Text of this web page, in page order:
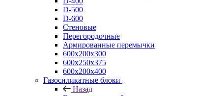
D-500
D-600
Стеновые
Перегородочные
Армированные перемычки
600х200х300
600х250х375
600х200х400
Газосиликатные блоки
Назад